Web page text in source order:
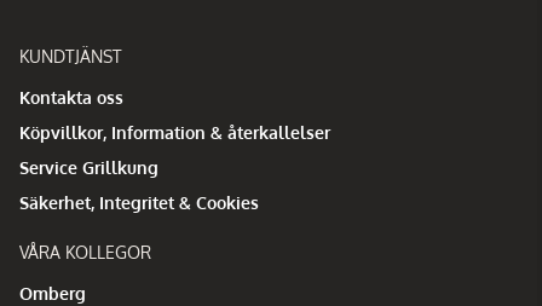
KUNDTJÄNST
Kontakta oss
Köpvillkor, Information & återkallelser
Service Grillkung
Säkerhet, Integritet & Cookies
VÅRA KOLLEGOR
Omberg